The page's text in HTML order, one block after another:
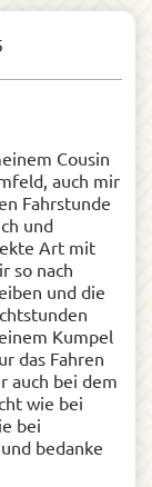
Cousin
auch mir
Fahrstunde
und
Art mit
so nach
und die
Kumpel
das Fahren
auch bei dem
wie bei
bei
bedanke